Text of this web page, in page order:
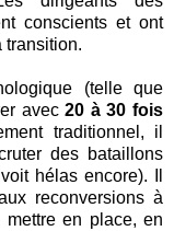
conscients et ont
transition.
(telle que
avec20 à 30 fois
traditionnel, il
des bataillons
hélas encore). Il
reconversions à
en place, en